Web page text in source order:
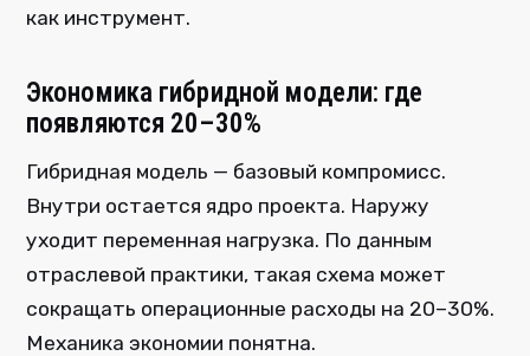
как инструмент.
Экономика гибридной модели: где
появляются 20–30%
Гибридная модель — базовый компромисс.
Внутри остается ядро проекта. Наружу
уходит переменная нагрузка. По данным
отраслевой практики, такая схема может
сокращать операционные расходы на 20–30%.
Механика экономии понятна.